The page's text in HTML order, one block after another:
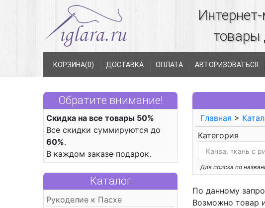
товары
КОРЗИНА(0) ДОСТАВКА ОПЛАТА АВТОРИЗОВАТЬСЯ
Обратите внимание!
Скидка на все товары 50%
Все скидки суммируются до
60%.
В каждом заказе подарок.
Каталог
Рукоделие к Пасхе
Главная >
Категория
Для поиска по
По данному
Возможно товар